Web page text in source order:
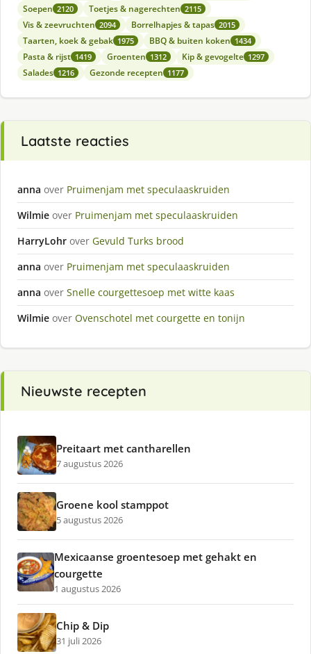
Soepen 2120 Toetjes & nagerechten 2115
Vis & zeevruchten 2094 Borrelhapjes & tapas 2015
Taarten, koek & gebak 1975 BBQ & buiten koken 1434
Pasta & rijst 1419 Groenten 1312 Kip & gevogelte 1297
Salades 1216 Gezonde recepten 1177
Laatste reacties
anna over Pruimenjam met speculaaskruiden
Wilmie over Pruimenjam met speculaaskruiden
HarryLohr over Gevuld Turks brood
anna over Pruimenjam met speculaaskruiden
anna over Snelle courgettesoep met witte kaas
Wilmie over Ovenschotel met courgette en tonijn
Nieuwste recepten
Preitaart met cantharellen
7 augustus 2026
Groene kool stamppot
5 augustus 2026
Mexicaanse groentesoep met gehakt en
courgette
1 augustus 2026
Chip & Dip
31 juli 2026